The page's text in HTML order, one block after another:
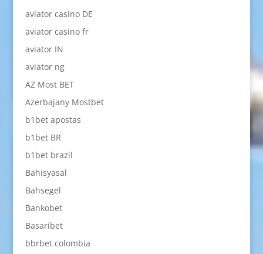
aviator casino DE
aviator casino fr
aviator IN
aviator ng
AZ Most BET
Azerbajany Mostbet
b1bet apostas
b1bet BR
b1bet brazil
Bahisyasal
Bahsegel
Bankobet
Basaribet
bbrbet colombia